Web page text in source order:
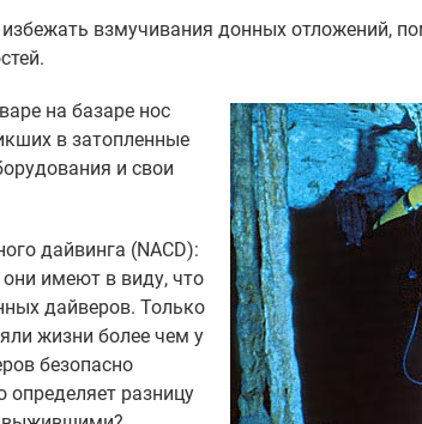
взмучивания донных отложений,
на базаре нос
в затопленные
и свои
дайвинга (NACD):
имеют в виду, что
дайверов. Только
жизни более чем у
безопасно
разницу